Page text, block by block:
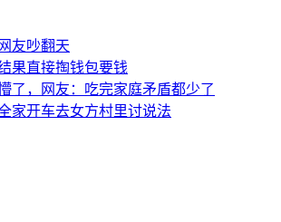
友吵翻天
果直接掏钱包要钱
了，网友：吃完家庭矛盾都少了
家开车去女方村里讨说法